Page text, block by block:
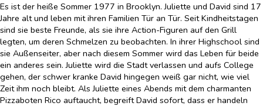
Es ist der heiße Sommer 1977 in Brooklyn. Juliette und David sind 17
Jahre alt und leben mit ihren Familien Tür an Tür. Seit Kindheitstagen
sind sie beste Freunde, als sie ihre Action-Figuren auf den Grill
legten, um deren Schmelzen zu beobachten. In ihrer Highschool sind
sie Außenseiter, aber nach diesem Sommer wird das Leben für beide
ein anderes sein. Juliette wird die Stadt verlassen und aufs College
gehen, der schwer kranke David hingegen weiß gar nicht, wie viel
Zeit ihm noch bleibt. Als Juliette eines Abends mit dem charmanten
Pizzaboten Rico auftaucht, begreift David sofort, dass er handeln